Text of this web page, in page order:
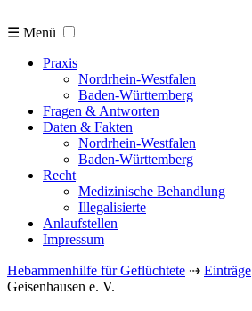
☰ Menü
Praxis
Nordrhein-Westfalen
Baden-Württemberg
Fragen & Antworten
Daten & Fakten
Nordrhein-Westfalen
Baden-Württemberg
Recht
Medizinische Behandlung
Illegalisierte
Anlaufstellen
Impressum
Hebammenhilfe für Geflüchtete ⇢ Einträge
Geisenhausen e. V.